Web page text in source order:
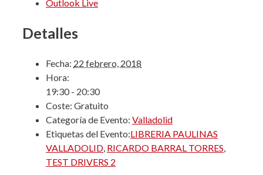
Outlook Live
Detalles
Fecha: 22 febrero, 2018
Hora:
19:30 - 20:30
Coste: Gratuito
Categoría de Evento: Valladolid
Etiquetas del Evento:LIBRERIA PAULINAS
VALLADOLID, RICARDO BARRAL TORRES,
TEST DRIVERS 2